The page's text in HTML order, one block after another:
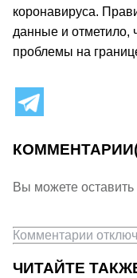
коронавируса.
данные и отметило,
проблемы на
КОММЕНТАРИИ
Вы можете
Комментарии
ЧИТАЙТЕ